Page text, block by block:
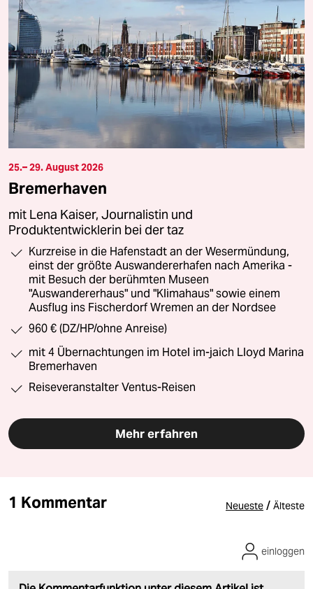
25.– 29. August 2026
Bremerhaven
mit Lena Kaiser, Journalistin und
Produktentwicklerin bei der taz
Kurzreise in die Hafenstadt an der Wesermündung,
einst der größte Auswandererhafen nach Amerika -
mit Besuch der berühmten Museen
"Auswandererhaus" und "Klimahaus" sowie einem
Ausflug ins Fischerdorf Wremen an der Nordsee
960 € (DZ/HP/ohne Anreise)
mit 4 Übernachtungen im Hotel im-jaich Lloyd Marina
Bremerhaven
Reiseveranstalter Ventus-Reisen
Mehr erfahren
1 Kommentar Neueste / Älteste
einloggen